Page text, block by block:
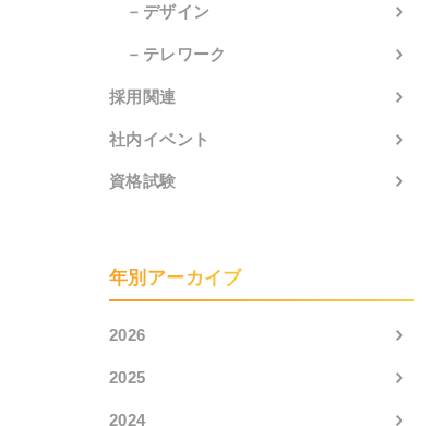
－デザイン
－テレワーク
採用関連
社内イベント
資格試験
年別アーカイブ
2026
2025
2024